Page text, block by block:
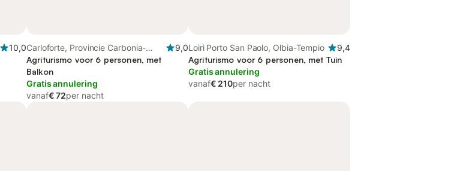
10,0Carloforte, Provincie Carbonia-
Iglesias
9,0
Agriturismo voor 6 personen, met
Balkon
Gratis annulering
vanaf€ 72per nacht
Loiri Porto San Paolo, Olbia-Tempio
9,4
Agriturismo voor 6 personen, met Tuin
Gratis annulering
vanaf€ 210per nacht